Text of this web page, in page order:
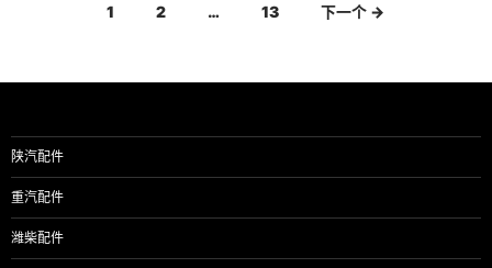
导
1 2 … 13 下一个 →
陕汽配件
重汽配件
潍柴配件